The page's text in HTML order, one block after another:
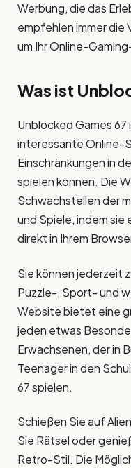
Werbung, die das
empfehlen immer die
um Ihr Online-
Was ist
Unblocked Games
interessante Online-
Einschränkungen in
spielen können. Die
Schwachstellen der
und Spiele, indem sie
direkt in Ihrem
Sie können jederzeit
Puzzle-, Sport- und
Website bietet eine
jeden etwas
Erwachsenen, der in
Teenager in den
67 spielen.
Schießen Sie auf
Sie Rätsel oder
Retro-Stil. Die